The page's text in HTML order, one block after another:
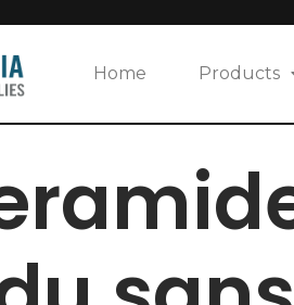
Home Products